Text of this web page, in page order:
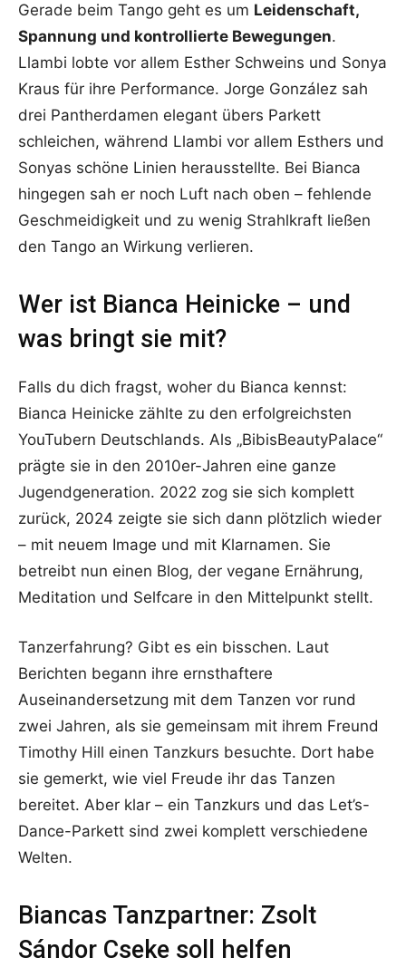
Gerade beim Tango geht es um Leidenschaft,
Spannung und kontrollierte Bewegungen.
Llambi lobte vor allem Esther Schweins und Sonya
Kraus für ihre Performance. Jorge González sah
drei Pantherdamen elegant übers Parkett
schleichen, während Llambi vor allem Esthers und
Sonyas schöne Linien herausstellte. Bei Bianca
hingegen sah er noch Luft nach oben – fehlende
Geschmeidigkeit und zu wenig Strahlkraft ließen
den Tango an Wirkung verlieren.
Wer ist Bianca Heinicke – und
was bringt sie mit?
Falls du dich fragst, woher du Bianca kennst:
Bianca Heinicke zählte zu den erfolgreichsten
YouTubern Deutschlands. Als „BibisBeautyPalace“
prägte sie in den 2010er-Jahren eine ganze
Jugendgeneration. 2022 zog sie sich komplett
zurück, 2024 zeigte sie sich dann plötzlich wieder
– mit neuem Image und mit Klarnamen. Sie
betreibt nun einen Blog, der vegane Ernährung,
Meditation und Selfcare in den Mittelpunkt stellt.
Tanzerfahrung? Gibt es ein bisschen. Laut
Berichten begann ihre ernsthaftere
Auseinandersetzung mit dem Tanzen vor rund
zwei Jahren, als sie gemeinsam mit ihrem Freund
Timothy Hill einen Tanzkurs besuchte. Dort habe
sie gemerkt, wie viel Freude ihr das Tanzen
bereitet. Aber klar – ein Tanzkurs und das Let’s-
Dance-Parkett sind zwei komplett verschiedene
Welten.
Biancas Tanzpartner: Zsolt
Sándor Cseke soll helfen